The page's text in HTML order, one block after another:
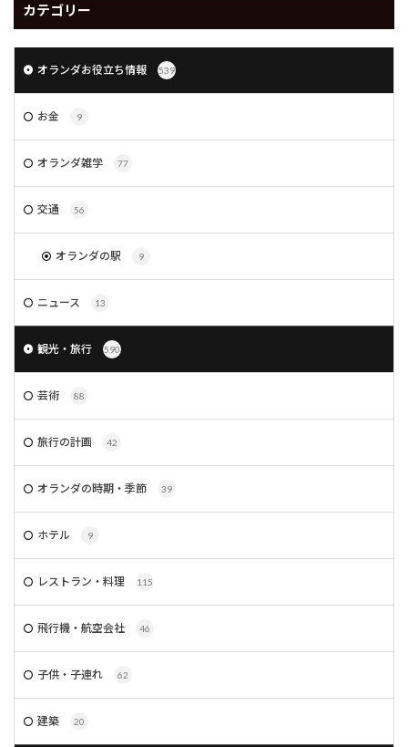
カテゴリー
オランダお役立ち情報 539
お金 9
オランダ雑学 77
交通 56
オランダの駅 9
ニュース 13
観光・旅行 590
芸術 88
旅行の計画 42
オランダの時期・季節 39
ホテル 9
レストラン・料理 115
飛行機・航空会社 46
子供・子連れ 62
建築 20